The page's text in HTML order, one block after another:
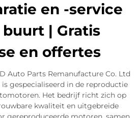
en -service
| Gratis
en offertes
Auto Parts Remanufacture Co. Ltd
gespecialiseerd in de reproductie
Het bedrijf richt zich op
kwaliteit en uitgebreide